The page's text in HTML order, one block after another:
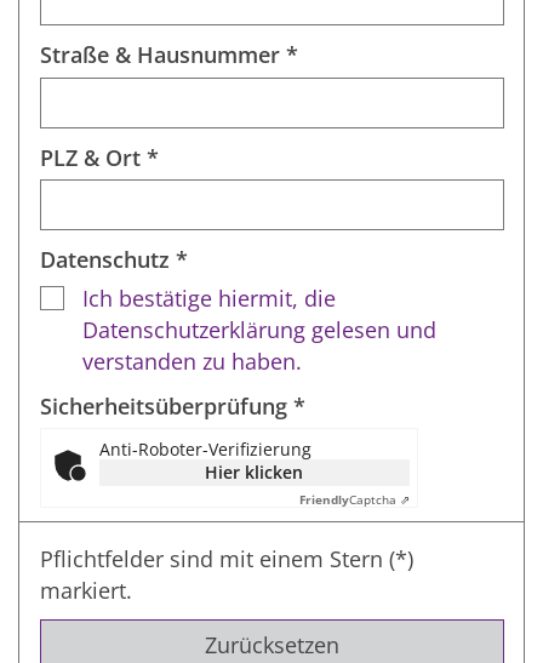
Straße & Hausnummer *
PLZ & Ort *
Datenschutz *
Ich bestätige hiermit, die
Datenschutzerklärung gelesen und
verstanden zu haben.
Sicherheitsüberprüfung *
Anti-Roboter-Verifizierung
Hier klicken
FriendlyCaptcha ⇗
Pflichtfelder sind mit einem Stern (*)
markiert.
Zurücksetzen